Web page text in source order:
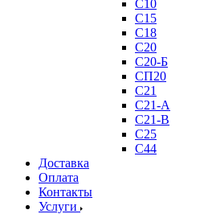
С10
С15
С18
С20
С20-Б
СП20
С21
С21-А
С21-В
С25
С44
Доставка
Оплата
Контакты
Услуги